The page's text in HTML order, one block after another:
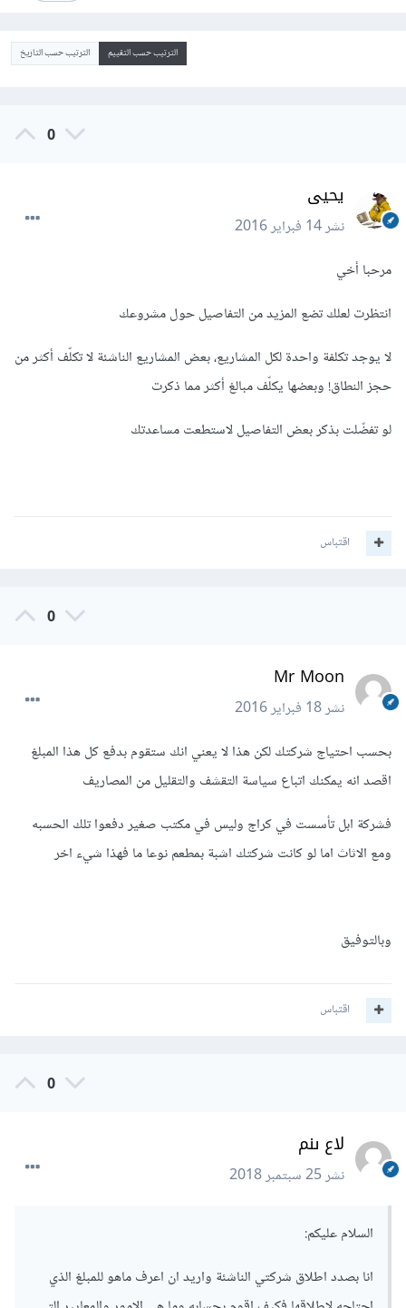
الترتيب حسب التقييم الترتيب حسب التاريخ
0
يحيى
نشر14 فبراير 2016
مرحبا أخي
انتظرت لعلك تضع المزيد من التفاصيل حول مشروعك
لا يوجد تكلفة واحدة لكل المشاريع، بعض المشاريع الناشئة لا تكلّف أكثر من
حجز النطاق! وبعضها يكلّف مبالغ أكثر مما ذكرت
لو تفضّلت بذكر بعض التفاصيل لاستطعت مساعدتك
اقتباس
0
Mr Moon
نشر18 فبراير 2016
بحسب احتياج شركتك لكن هذا لا يعني انك ستقوم بدفع كل هذا المبلغ
اقصد انه يمكنك اتباع سياسة التقشف والتقليل من المصاريف
فشركة ابل تأسست في كراج وليس في مكتب صغير دفعوا تلك الحسبه
ومع الاثاث اما لو كانت شركتك اشبة بمطعم نوعا ما فهذا شيء اخر
وبالتوفيق
اقتباس
0
لاع ىنم
نشر25 سبتمبر 2018
السلام عليكم:
انا بصدد اطلاق شركتي الناشئة واريد ان اعرف ماهو للمبلغ الذي